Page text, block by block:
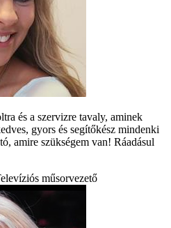
és a szervizre tavaly, aminek
gyors és segítőkész mindenki
amire szükségem van! Ráadásul
műsorvezető